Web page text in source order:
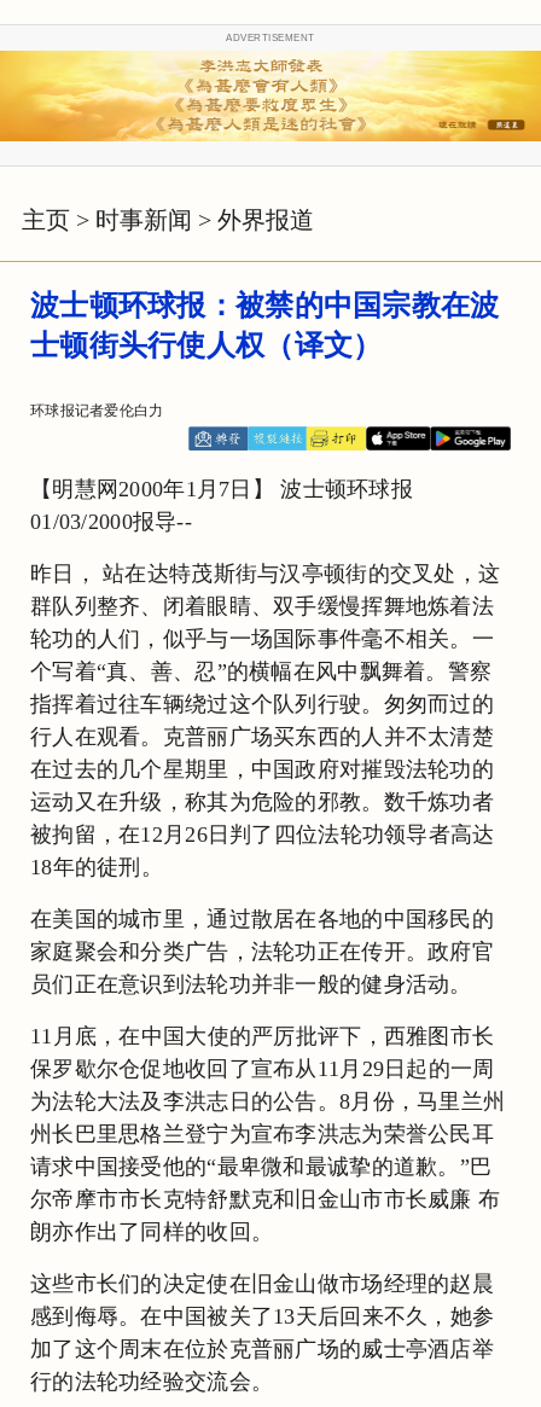
ADVERTISEMENT
主页 > 时事新闻 > 外界报道
波士顿环球报：被禁的中国宗教在波
士顿街头行使人权（译文）
环球报记者爱伦白力
【明慧网2000年1月7日】 波士顿环球报
01/03/2000报导--
昨日， 站在达特茂斯街与汉亭顿街的交叉处，这
群队列整齐、闭着眼睛、双手缓慢挥舞地炼着法
轮功的人们，似乎与一场国际事件毫不相关。一
个写着“真、善、忍”的横幅在风中飘舞着。警察
指挥着过往车辆绕过这个队列行驶。匆匆而过的
行人在观看。克普丽广场买东西的人并不太清楚
在过去的几个星期里，中国政府对摧毁法轮功的
运动又在升级，称其为危险的邪教。数千炼功者
被拘留，在12月26日判了四位法轮功领导者高达
18年的徒刑。
在美国的城市里，通过散居在各地的中国移民的
家庭聚会和分类广告，法轮功正在传开。政府官
员们正在意识到法轮功并非一般的健身活动。
11月底，在中国大使的严厉批评下，西雅图市长
保罗歇尔仓促地收回了宣布从11月29日起的一周
为法轮大法及李洪志日的公告。8月份，马里兰州
州长巴里思格兰登宁为宣布李洪志为荣誉公民耳
请求中国接受他的“最卑微和最诚挚的道歉。”巴
尔帝摩市市长克特舒默克和旧金山市市长威廉 布
朗亦作出了同样的收回。
这些市长们的决定使在旧金山做市场经理的赵晨
感到侮辱。在中国被关了13天后回来不久，她参
加了这个周末在位於克普丽广场的威士亭酒店举
行的法轮功经验交流会。